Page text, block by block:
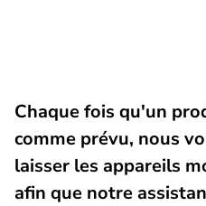
Chaque fois qu'un
comme prévu, nous
laisser les appareils
afin que notre